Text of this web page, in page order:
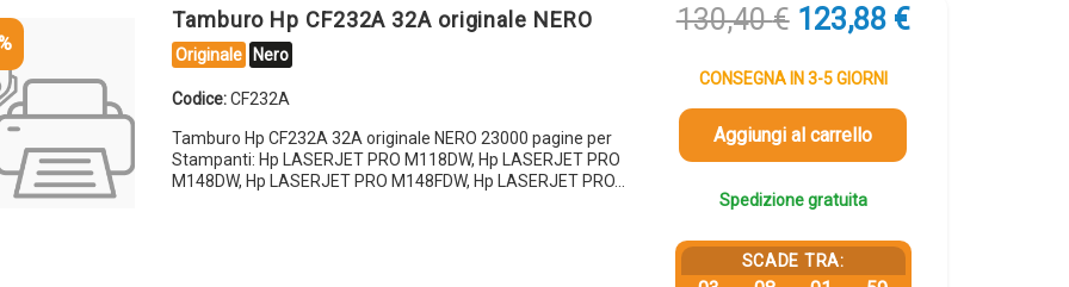
Tamburo Hp CF232A 32A originale NERO
Originale Nero
Codice:CF232A
Tamburo Hp CF232A 32A originale NERO 23000 pagine per
Stampanti: Hp LASERJET PRO M118DW, Hp LASERJET PRO
M148DW, Hp LASERJET PRO M148FDW, Hp LASERJET PRO…
130,40€ Il
originale
era:
130,40 €.
123,88 €Il
CONSEGNA IN 3-5 GIORNI
Aggiungi al carrello
Spedizione gratuita
SCADE TRA: